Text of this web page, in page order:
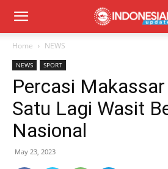
Home NEWS
NEWS SPORT
Percasi
Satu Lagi Wasit
Nasional
May 23, 2023